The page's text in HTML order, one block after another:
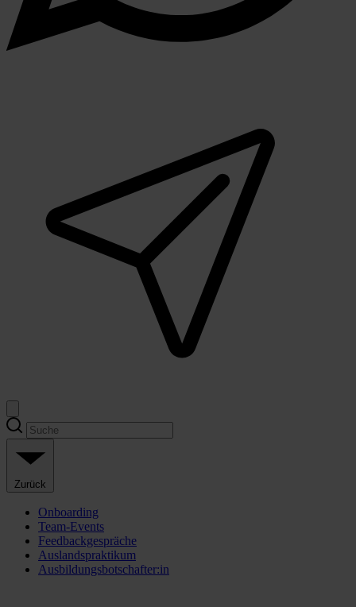
Zurück
Onboarding
Team-Events
Feedbackgespräche
Auslandspraktikum
Ausbildungsbotschafter:in